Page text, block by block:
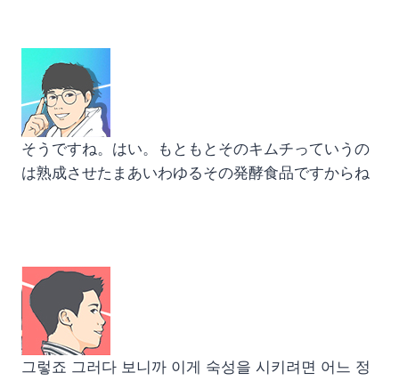
そうですね。はい。もともとそのキムチっていうの
は熟成させたまあいわゆるその発酵食品ですからね
그렇죠 그러다 보니까 이게 숙성을 시키려면 어느 정